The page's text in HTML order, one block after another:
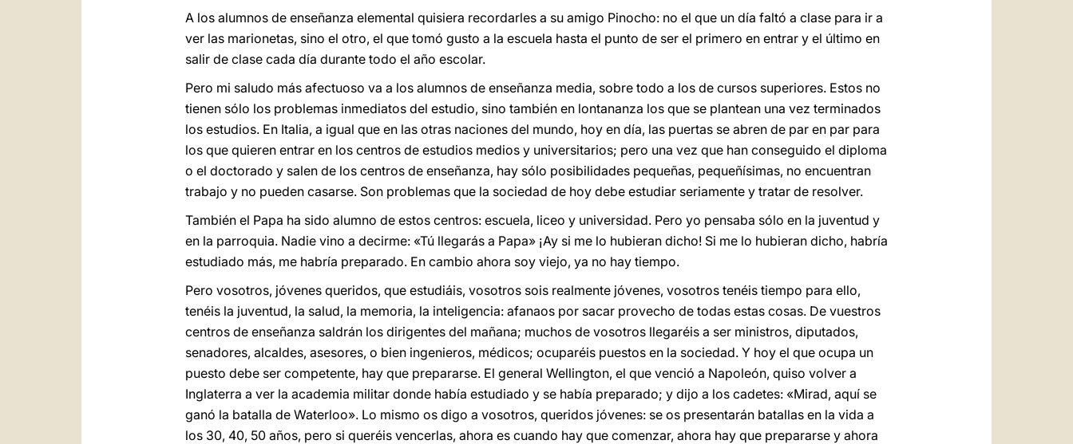
A los alumnos de enseñanza elemental quisiera recordarles a su amigo Pinocho: no el que un día faltó a clase para ir a
ver las marionetas, sino el otro, el que tomó gusto a la escuela hasta el punto de ser el primero en entrar y el último en
salir de clase cada día durante todo el año escolar.
Pero mi saludo más afectuoso va a los alumnos de enseñanza media, sobre todo a los de cursos superiores. Estos no
tienen sólo los problemas inmediatos del estudio, sino también en lontananza los que se plantean una vez terminados
los estudios. En Italia, a igual que en las otras naciones del mundo, hoy en día, las puertas se abren de par en par para
los que quieren entrar en los centros de estudios medios y universitarios; pero una vez que han conseguido el diploma
o el doctorado y salen de los centros de enseñanza, hay sólo posibilidades pequeñas, pequeñísimas, no encuentran
trabajo y no pueden casarse. Son problemas que la sociedad de hoy debe estudiar seriamente y tratar de resolver.
También el Papa ha sido alumno de estos centros: escuela, liceo y universidad. Pero yo pensaba sólo en la juventud y
en la parroquia. Nadie vino a decirme: «Tú llegarás a Papa» ¡Ay si me lo hubieran dicho! Si me lo hubieran dicho, habría
estudiado más, me habría preparado. En cambio ahora soy viejo, ya no hay tiempo.
Pero vosotros, jóvenes queridos, que estudiáis, vosotros sois realmente jóvenes, vosotros tenéis tiempo para ello,
tenéis la juventud, la salud, la memoria, la inteligencia: afanaos por sacar provecho de todas estas cosas. De vuestros
centros de enseñanza saldrán los dirigentes del mañana; muchos de vosotros llegaréis a ser ministros, diputados,
senadores, alcaldes, asesores, o bien ingenieros, médicos; ocuparéis puestos en la sociedad. Y hoy el que ocupa un
puesto debe ser competente, hay que prepararse. El general Wellington, el que venció a Napoleón, quiso volver a
Inglaterra a ver la academia militar donde había estudiado y se había preparado; y dijo a los cadetes: «Mirad, aquí se
ganó la batalla de Waterloo». Lo mismo os digo a vosotros, queridos jóvenes: se os presentarán batallas en la vida a
los 30, 40, 50 años, pero si queréis vencerlas, ahora es cuando hay que comenzar, ahora hay que prepararse y ahora